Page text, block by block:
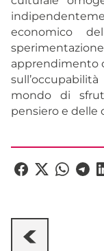
economico
apprendimento
mondo di
pensiero e delle